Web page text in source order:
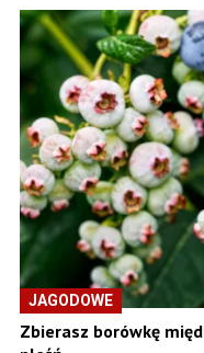
JAGODOWE
Zbierasz borówkę